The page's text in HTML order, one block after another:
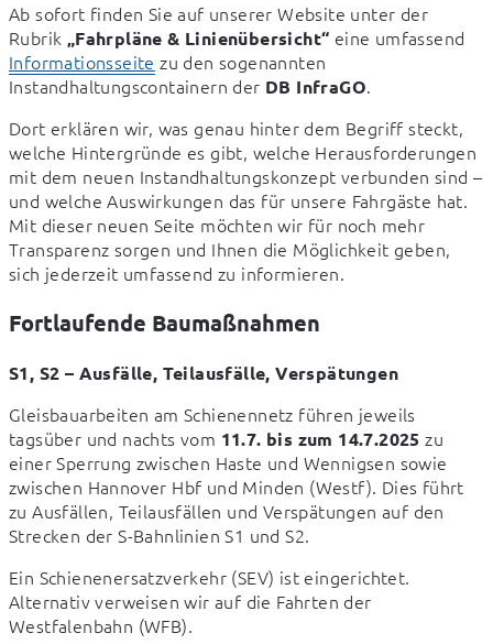
Ab sofort finden Sie auf unserer Website unter der
Rubrik „Fahrpläne & Linienübersicht“
Informationsseite zu den sogenannten
Instandhaltungscontainern der DB InfraGO.
Dort erklären wir, was genau hinter dem Begriff steckt,
welche Hintergründe es gibt, welche Herausforderungen
mit dem neuen Instandhaltungskonzept verbunden sind –
und welche Auswirkungen das für unsere Fahrgäste hat.
Mit dieser neuen Seite möchten wir für noch mehr
Transparenz sorgen und Ihnen die Möglichkeit geben,
sich jederzeit umfassend zu informieren.
Fortlaufende Baumaßnahmen
S1, S2 – Ausfälle, Teilausfälle, Verspätungen
Gleisbauarbeiten am Schienennetz führen jeweils
tagsüber und nachts vom 11.7. bis zum 14.7.2025 zu
einer Sperrung zwischen Haste und Wennigsen sowie
zwischen Hannover Hbf und Minden (Westf). Dies führt
zu Ausfällen, Teilausfällen und Verspätungen auf den
Strecken der S-Bahnlinien S1 und S2.
Ein Schienenersatzverkehr (SEV) ist eingerichtet.
Alternativ verweisen wir auf die Fahrten der
Westfalenbahn (WFB).